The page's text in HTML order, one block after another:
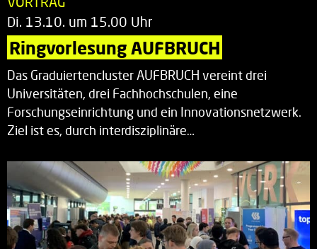
Di. 13.10. um 15.00 Uhr
Ringvorlesung AUFBRUCH
Das Graduiertencluster AUFBRUCH vereint drei
Universitäten, drei Fachhochschulen, eine
Forschungseinrichtung und ein Innovationsnetzwerk.
Ziel ist es, durch interdisziplinäre…